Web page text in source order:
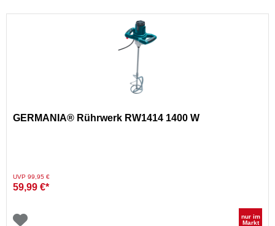
GERMANIA® Rührwerk RW1414 1400 W
Preis reduziert von
UVP 99,95 €auf
59,99 €*
nur im
Markt